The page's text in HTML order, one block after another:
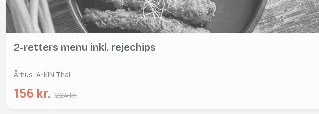
2-retters menu inkl. rejechips
Århus: A-KIN Thai
156 kr. 224 kr.